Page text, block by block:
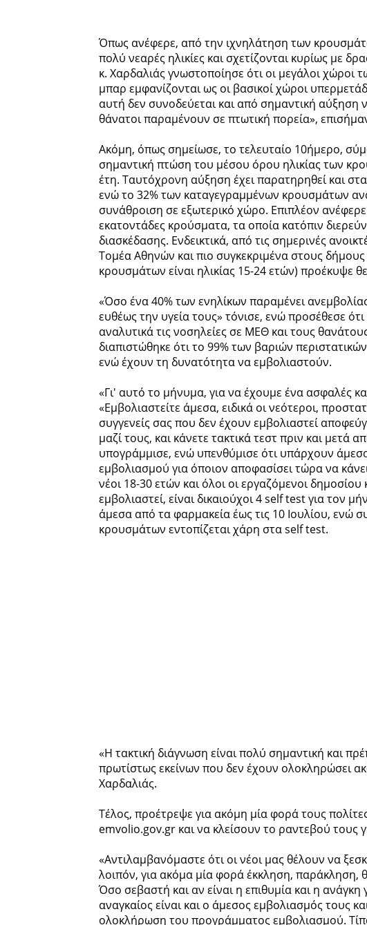
Όπως ανέφερε, από την ιχνηλάτηση των
πολύ νεαρές ηλικίες και σχετίζονται κυρίως με
κ. Χαρδαλιάς γνωστοποίησε ότι οι μεγάλοι χώροι
μπαρ εμφανίζονται ως οι βασικοί χώροι
αυτή δεν συνοδεύεται και από σημαντική αύξηση
θάνατοι παραμένουν σε πτωτική πορεία»,
Ακόμη, όπως σημείωσε, το τελευταίο 10ήμερο,
σημαντική πτώση του μέσου όρου ηλικίας των
έτη. Ταυτόχρονη αύξηση έχει παρατηρηθεί και
ενώ το 32% των καταγεγραμμένων κρουσμάτων
συνάθροιση σε εξωτερικό χώρο. Επιπλέον
εκατοντάδες κρούσματα, τα οποία κατόπιν
διασκέδασης. Ενδεικτικά, από τις σημερινές
Τομέα Αθηνών και πιο συγκεκριμένα στους
κρουσμάτων είναι ηλικίας 15-24 ετών) προέκυψε
«Όσο ένα 40% των ενηλίκων παραμένει
ευθέως την υγεία τους» τόνισε, ενώ προσέθεσε
αναλυτικά τις νοσηλείες σε ΜΕΘ και τους
διαπιστώθηκε ότι το 99% των βαριών
ενώ έχουν τη δυνατότητα να εμβολιαστούν.
«Γι' αυτό το μήνυμα, για να έχουμε ένα ασφαλές
«Εμβολιαστείτε άμεσα, ειδικά οι νεότεροι,
συγγενείς σας που δεν έχουν εμβολιαστεί
μαζί τους, και κάνετε τακτικά τεστ πριν και μετά
υπογράμμισε, ενώ υπενθύμισε ότι υπάρχουν
εμβολιασμού για όποιον αποφασίσει τώρα να
νέοι 18-30 ετών και όλοι οι εργαζόμενοι
εμβολιαστεί, είναι δικαιούχοι 4 self test για τον
άμεσα από τα φαρμακεία έως τις 10 Ιουλίου, ενώ
κρουσμάτων εντοπίζεται χάρη στα self test.
«Η τακτική διάγνωση είναι πολύ σημαντική και
πρωτίστως εκείνων που δεν έχουν ολοκληρώσει
Χαρδαλιάς.
Τέλος, προέτρεψε για ακόμη μία φορά τους
emvolio.gov.gr και να κλείσουν το ραντεβού τους
«Αντιλαμβανόμαστε ότι οι νέοι μας θέλουν να
λοιπόν, για ακόμα μία φορά έκκληση,
Όσο σεβαστή και αν είναι η επιθυμία και η ανάγκη
αναγκαίος είναι και ο άμεσος εμβολιασμός τους
ολοκλήρωση του προγράμματος εμβολιασμού.